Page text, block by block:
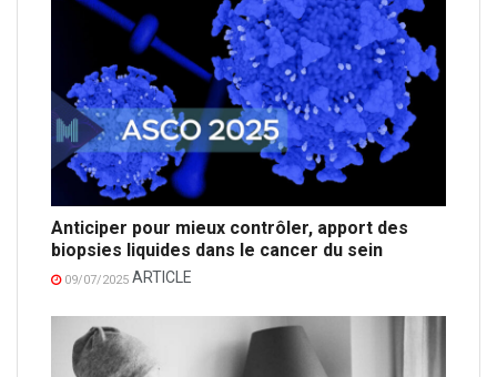
Anticiper pour mieux contrôler, apport des
biopsies liquides dans le cancer du sein
09/07/2025 ARTICLE